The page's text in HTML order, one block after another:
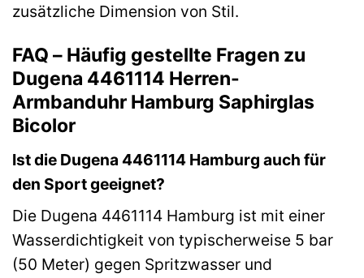
zusätzliche Dimension von Stil.
FAQ – Häufig gestellte Fragen zu
Dugena 4461114 Herren-
Armbanduhr Hamburg Saphirglas
Bicolor
Ist die Dugena 4461114 Hamburg auch für
den Sport geeignet?
Die Dugena 4461114 Hamburg ist mit einer
Wasserdichtigkeit von typischerweise 5 bar
(50 Meter) gegen Spritzwasser und